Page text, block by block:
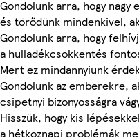
Gondolunk arra, hogy nagy
és törődünk mindenkivel,
Gondolunk arra, hogy
a hulladékcsökkentés
Mert ez mindannyiunk
Gondolunk az emberekre,
csipetnyi bizonyosságra
Hisszük, hogy kis
a hétköznapi problémák